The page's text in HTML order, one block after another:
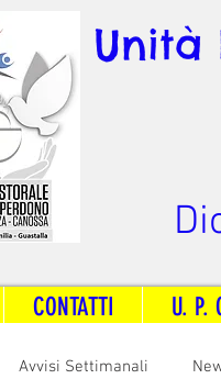
Unità
CONTATTI U. P.
Avvisi Settimanali